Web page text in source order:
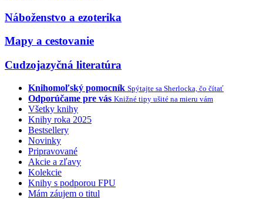
Náboženstvo a ezoterika
Mapy a cestovanie
Cudzojazyčná literatúra
Knihomoľský pomocník Spýtajte sa Sherlocka, čo čítať
Odporúčame pre vás Knižné tipy ušité na mieru vám
Všetky knihy
Knihy roka 2025
Bestsellery
Novinky
Pripravované
Akcie a zľavy
Kolekcie
Knihy s podporou FPU
Mám záujem o titul